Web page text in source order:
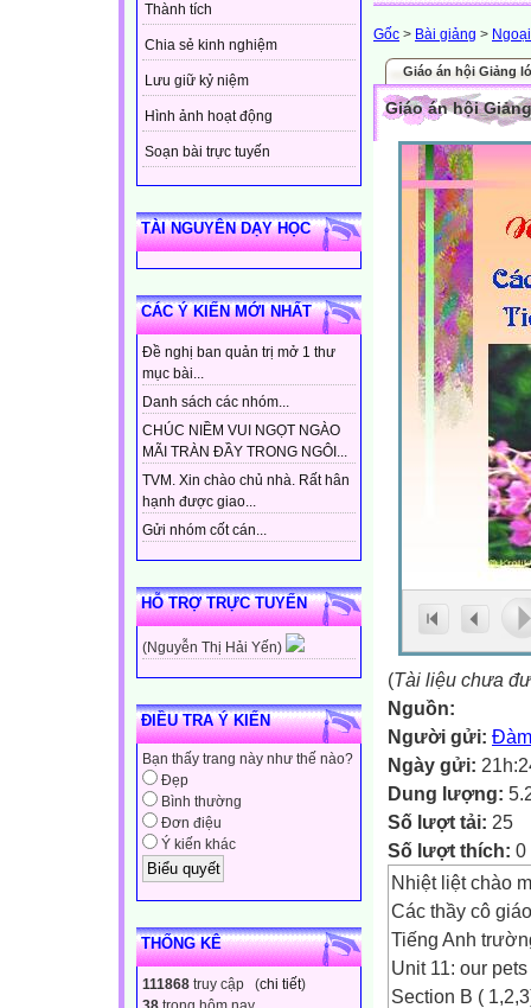
Thành tích
Chia sẻ kinh nghiệm
Lưu giữ kỷ niệm
Hình ảnh hoạt động
Soạn bài trực tuyến
TÀI NGUYÊN DẠY HỌC
CÁC Ý KIẾN MỚI NHẤT
Đề nghị ban quản trị mở 1 thư
mục bài...
Danh sách các nhóm...
CHÚC NIỀM VUI NGỌT NGÀO
MÃI TRÀN ĐẦY TRONG NGÔI...
TVM. Xin chào chủ nhà. Rất hân
hạnh được giao...
Gửi nhóm cốt cán...
HỖ TRỢ TRỰC TUYẾN
(Nguyễn Thị Hải Yến)
ĐIỀU TRA Ý KIẾN
Bạn thấy trang này như thế nào?
Đẹp
Bình thường
Đơn điệu
Ý kiến khác
THỐNG KÊ
111868 truy cập (chi tiết)
Gốc > Bài giảng >
Giáo án hội Giảng
Giáo án hội
(Tài liệu chưa
Nguồn:
Người gửi:
Ngày gửi:
Dung lượng:
Số lượt tải: 25
Số lượt thích: 0
Nhiệt liệt chào
Các thầy cô
Tiếng Anh
Unit 11: our pets
Section B (